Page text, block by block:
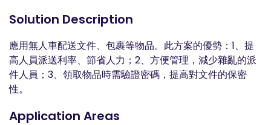
Solution Description
應用無人車配送文件、包裹等物品。此方案的優勢：1、提
高人員派送利率、節省人力；2、方便管理，減少雜亂的派
件人員；3、領取物品時需驗證密碼，提高對文件的保密
性。
Application Areas